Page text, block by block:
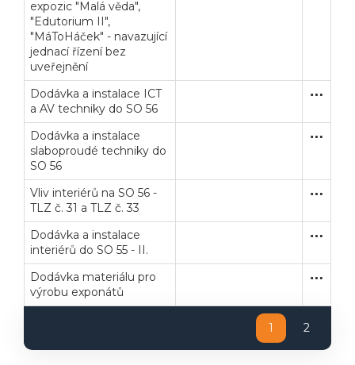
expozic "Malá věda",
"Edutorium II",
"MáToHáček" - navazující
jednací řízení bez
uveřejnění
Dodávka a instalace ICT
a AV techniky do SO 56
Dodávka a instalace
slaboproudé techniky do
SO 56
Vliv interiérů na SO 56 -
TLZ č. 31 a TLZ č. 33
Dodávka a instalace
interiérů do SO 55 - II.
Dodávka materiálu pro
výrobu exponátů
1 2